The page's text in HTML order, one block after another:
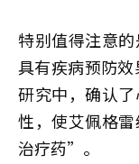
特别值得注意
具有疾病预防
研究中，确认
性，使艾佩格
治疗药”。